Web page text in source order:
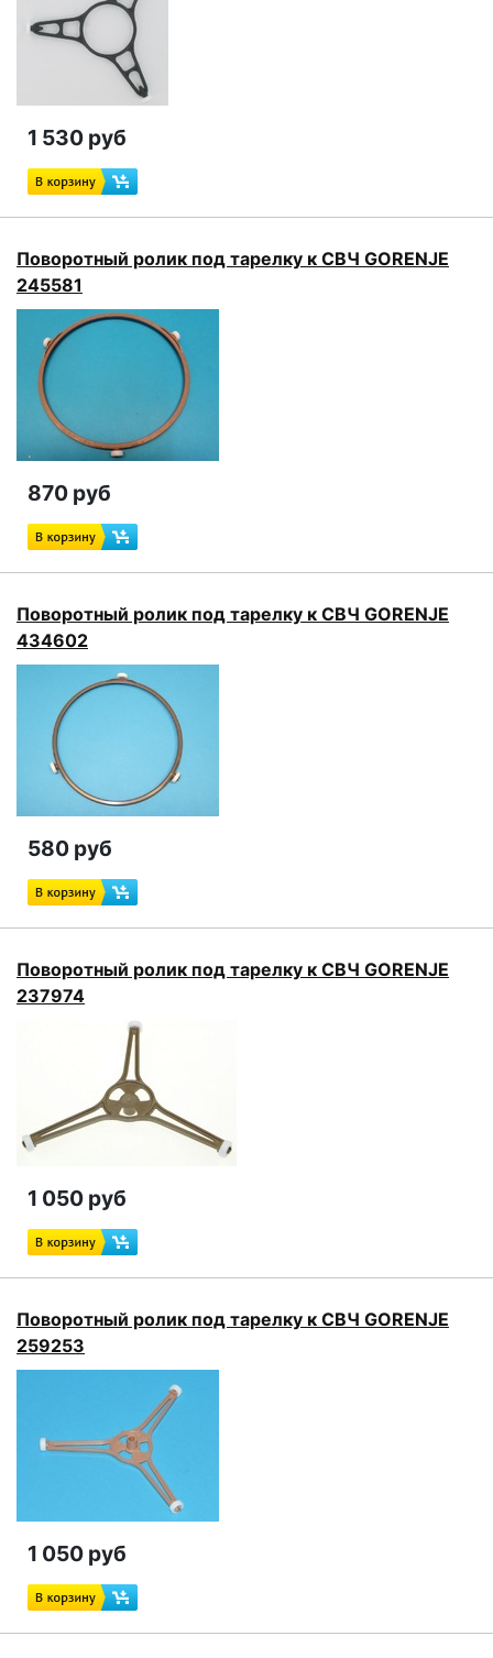
1 530 руб
Поворотный ролик под тарелку к СВЧ GORENJE
245581
870 руб
Поворотный ролик под тарелку к СВЧ GORENJE
434602
580 руб
Поворотный ролик под тарелку к СВЧ GORENJE
237974
1 050 руб
Поворотный ролик под тарелку к СВЧ GORENJE
259253
1 050 руб